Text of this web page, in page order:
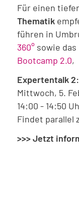
Für einen
Thematik
führen in
360° sowie
Bootcamp 2.0,
Expertentalk 2:
Mittwoch, 5.
14:00 - 14:50
Findet parallel
>>> Jetzt